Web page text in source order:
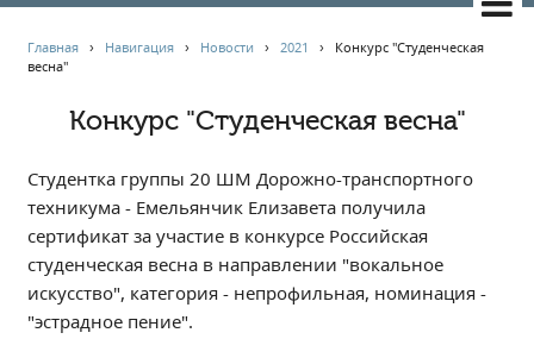
НАВИГАЦИЯ
Главная
АБИТУРИЕНТУ
Опрос по качеству образования
Новости
Наблюдательный совет
Информация
Главная › Навигация › Новости ›2021 › ️Конкурс "Студенческая
весна"️
️Конкурс "Студенческая весна"️
Студентка группы 20 ШМ Дорожно-транспортного
техникума - Емельянчик Елизавета получила
сертификат за участие в конкурсе Российская
студенческая весна в направлении "вокальное
искусство", категория - непрофильная, номинация -
"эстрадное пение".